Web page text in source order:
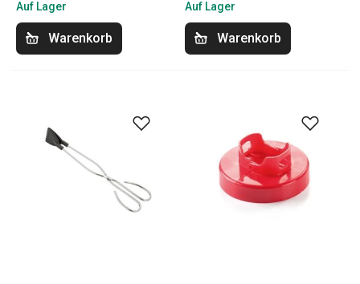
Auf Lager
Warenkorb
Auf Lager
Warenkorb